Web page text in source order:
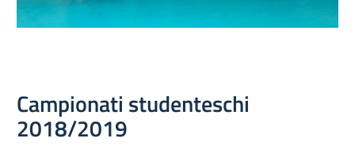
Campionati studenteschi
2018/2019